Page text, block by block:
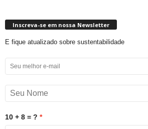
Inscreva-se em nossa Newsletter
E fique atualizado sobre sustentabilidade
10 + 8 = ?